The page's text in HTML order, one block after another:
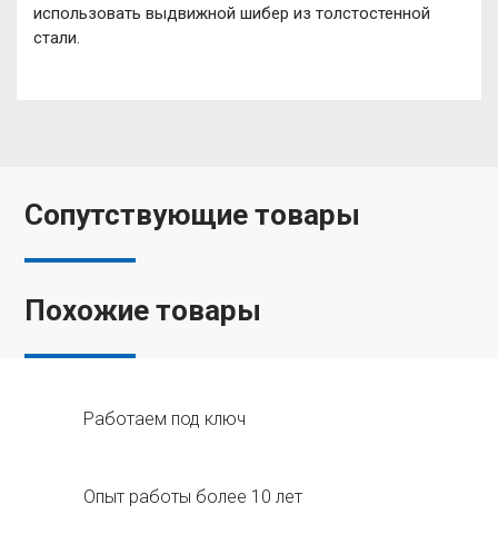
использовать выдвижной шибер из толстостенной
стали.
Сопутствующие товары
Похожие товары
Работаем под ключ
Опыт работы более 10 лет